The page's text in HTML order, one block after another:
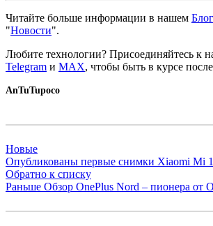
Читайте больше информации в нашем
"Новости".
Любите технологии? Присоединяйтесь к
Telegram и MAX, чтобы быть в курсе
AnTuTupoco
Новые
Опубликованы первые снимки Xiaomi Mi
Обратно к списку
Раньше Обзор OnePlus Nord – пионера от